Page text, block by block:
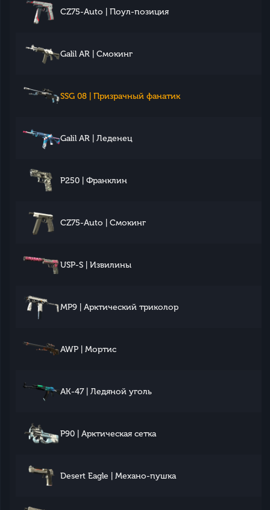
CZ75-Auto | Поул-позиция
Galil AR | Смокинг
SSG 08 | Призрачный фанатик
Galil AR | Леденец
P250 | Франклин
CZ75-Auto | Смокинг
USP-S | Извилины
MP9 | Арктический триколор
AWP | Мортис
AK-47 | Ледяной уголь
P90 | Арктическая сетка
Desert Eagle | Механо-пушка